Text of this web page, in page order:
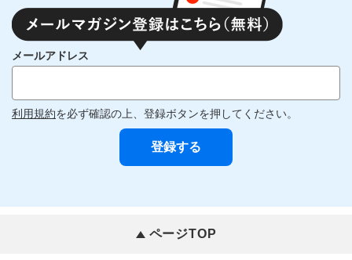
メールアドレス
利用規約を必ず確認の上、登録ボタンを押してください。
ページTOP